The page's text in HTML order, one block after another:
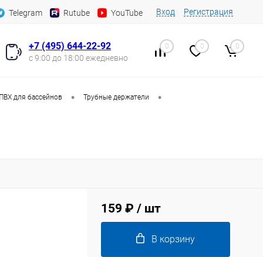
Telegram Rutube YouTube Вход Регистрация
+7 (495) 644-22-92
с 9:00 до 18:00 ежедневно
0 0 0
для бассейнов • Трубные держатели •
159 ₽ / шт
В корзину